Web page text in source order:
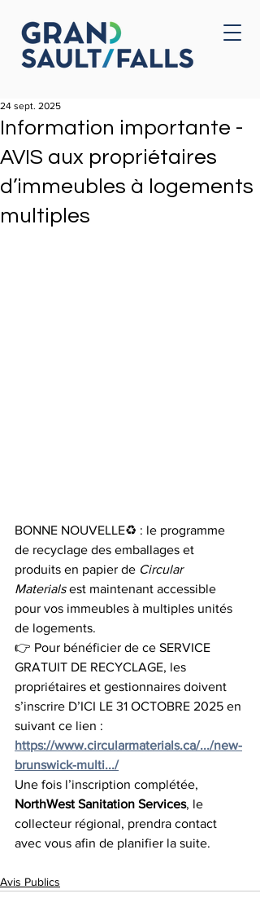
Accueil
Information importante -
AVIS aux propriétaires
d’immeubles à logements
multiples
24 sept. 2025
BONNE NOUVELLE♻️ : le programme
de recyclage des emballages et
produits en papier de Circular
Materials est maintenant accessible
pour vos immeubles à multiples unités
de logements.
👉 Pour bénéficier de ce SERVICE
GRATUIT DE RECYCLAGE, les
propriétaires et gestionnaires doivent
s’inscrire D’ICI LE 31 OCTOBRE 2025 en
suivant ce lien :
https://www.circularmaterials.ca/.../new-
brunswick-multi.../
Une fois l’inscription complétée,
NorthWest Sanitation Services, le
collecteur régional, prendra contact
avec vous afin de planifier la suite.
Avis Publics